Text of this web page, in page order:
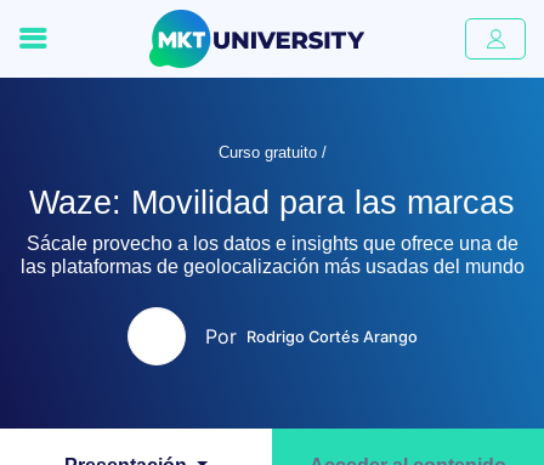
Curso gratuito /
Waze: Movilidad para las marcas
Sácale provecho a los datos e insights que ofrece una de
las plataformas de geolocalización más usadas del mundo
Por Rodrigo Cortés Arango